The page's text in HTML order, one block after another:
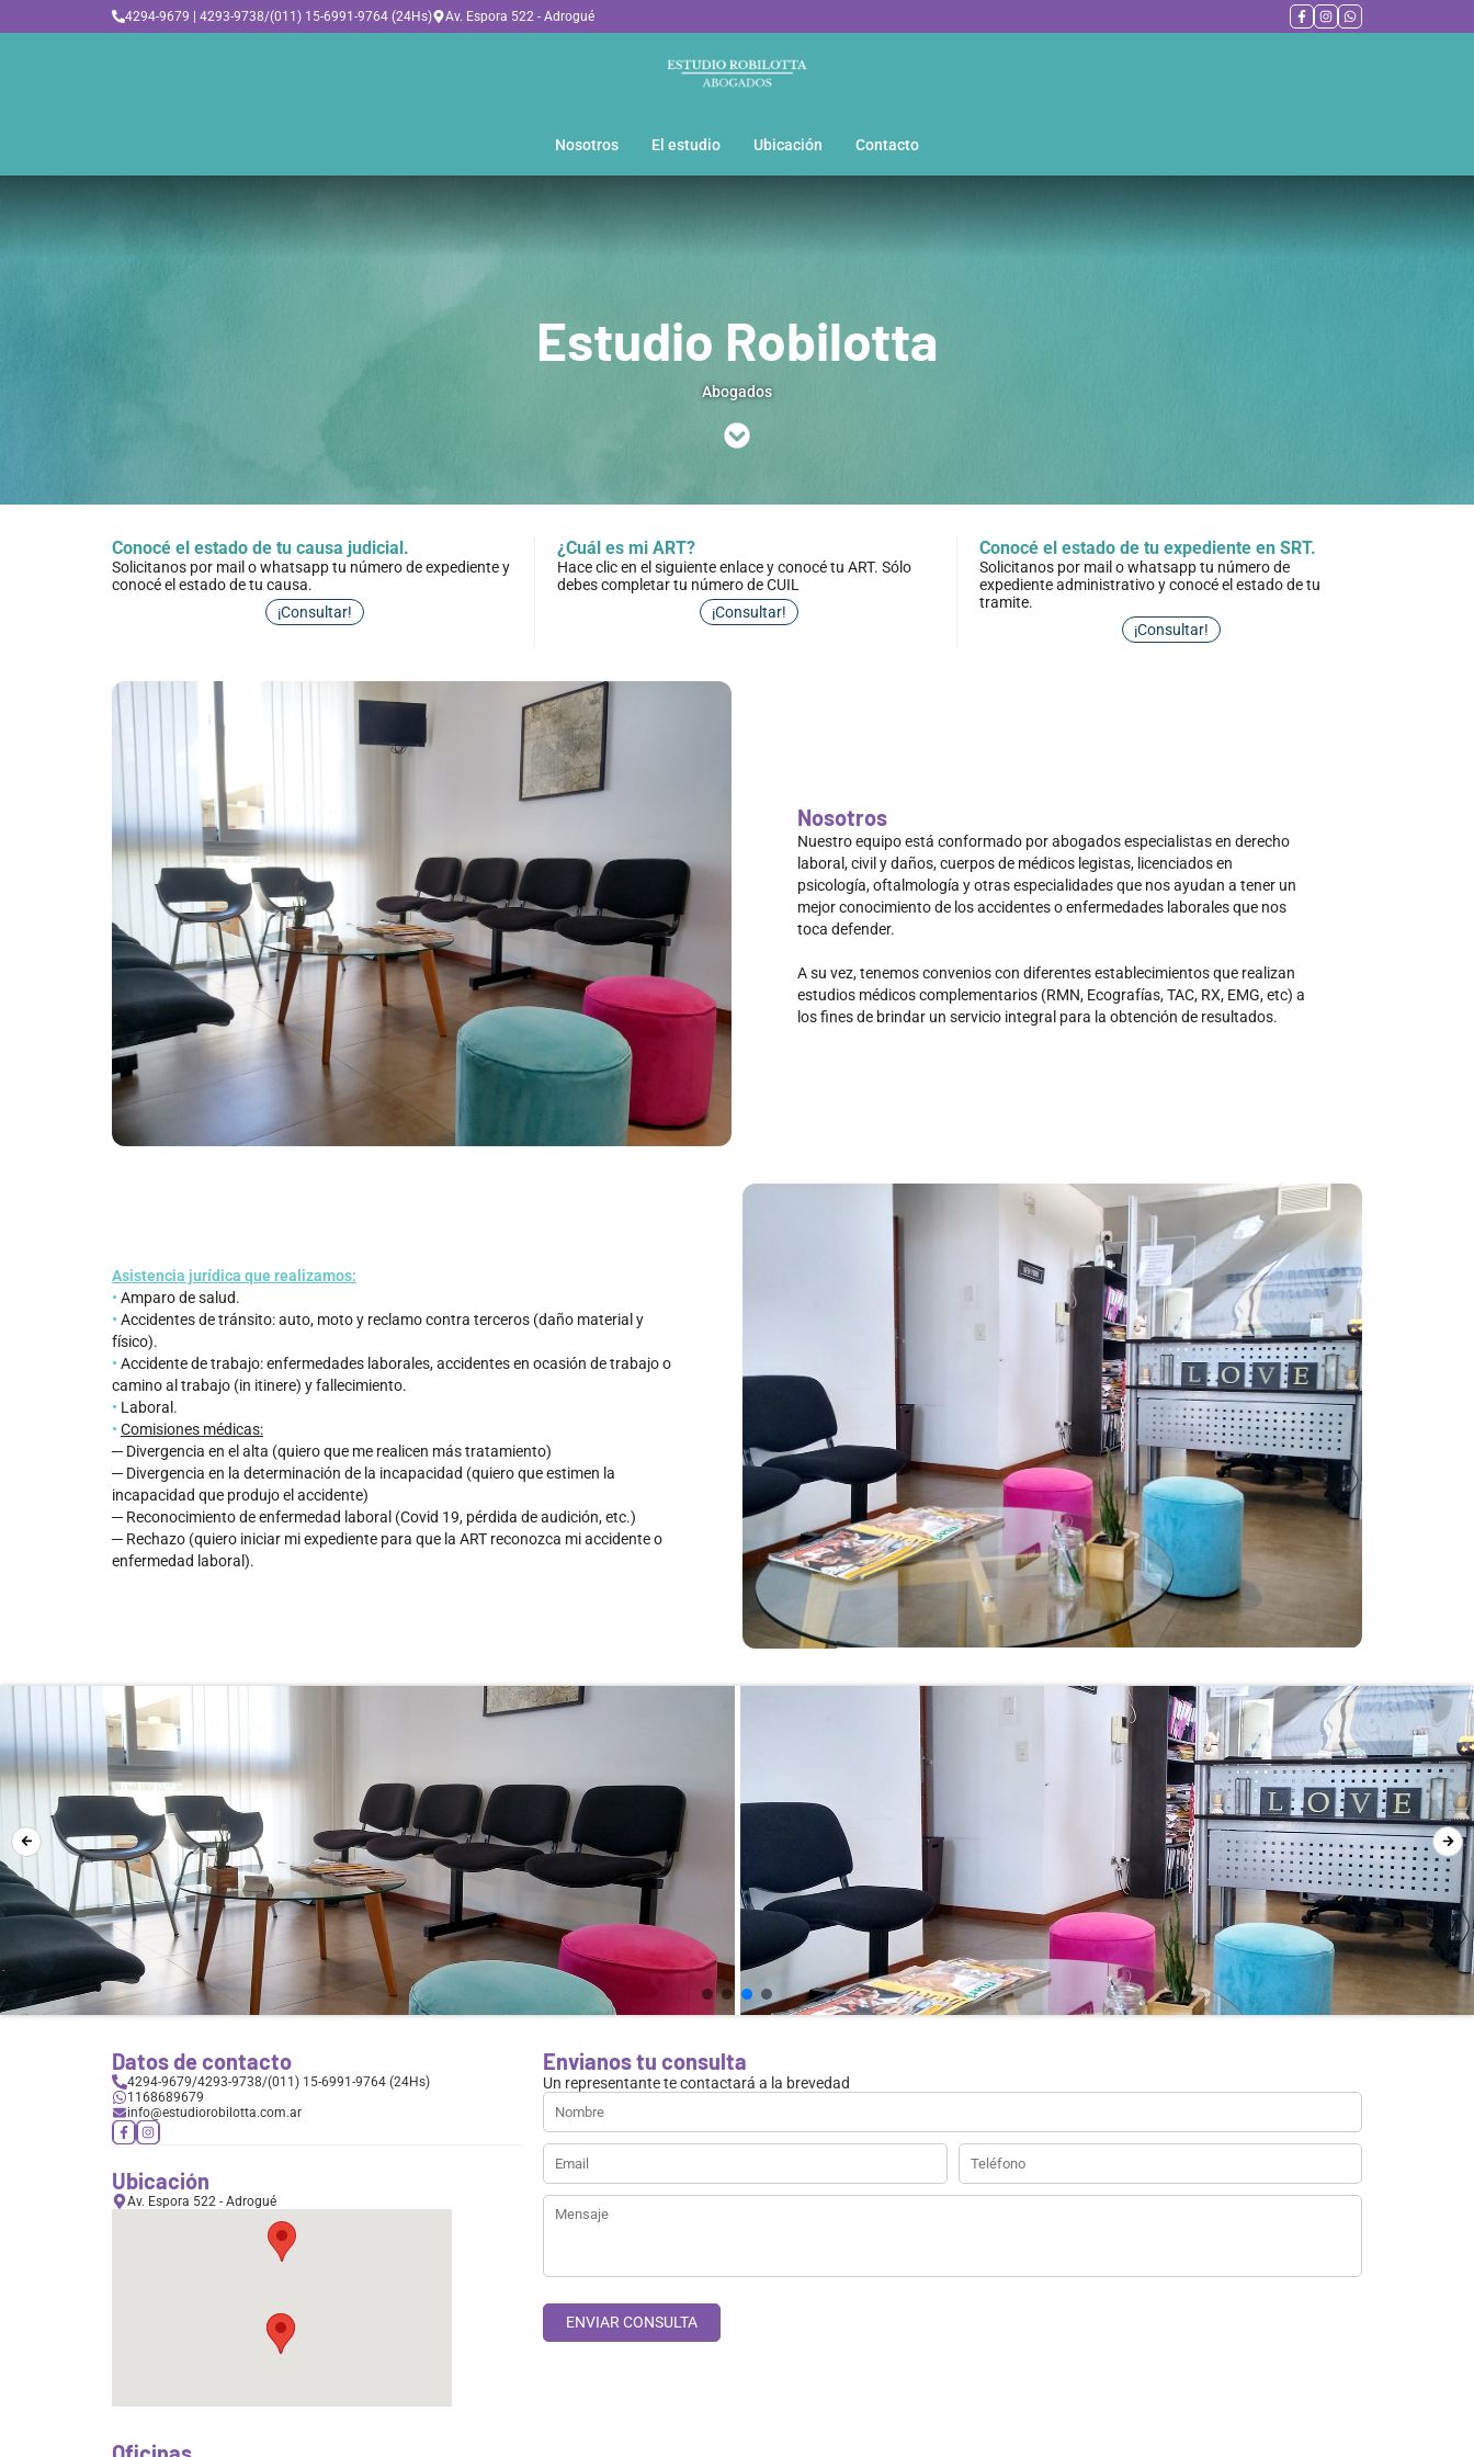
4294-9679 | 4293-9738/(011) 15-6991-9764 (24Hs) Av. Espora 522 - Adrogué
Nosotros El estudio Ubicación Contacto
Estudio Robilotta
Abogados
Estudio Robilotta
Abogados
Estudio Robilotta
Abogados
Conocé el estado de tu causa judicial.
Solicitanos por mail o whatsapp tu número de expediente y
conocé el estado de tu causa.
¡Consultar!
¿Cuál es mi ART?
Hace clic en el siguiente enlace y conocé tu ART. Sólo
debes completar tu número de CUIL
¡Consultar!
Conocé el estado de tu expediente en SRT.
Solicitanos por mail o whatsapp tu número de
expediente administrativo y conocé el estado de tu
tramite.
¡Consultar!
Nosotros
Nuestro equipo está conformado por abogados especialistas en derecho
laboral, civil y daños, cuerpos de médicos legistas, licenciados en
psicología, oftalmología y otras especialidades que nos ayudan a tener un
mejor conocimiento de los accidentes o enfermedades laborales que nos
toca defender.
A su vez, tenemos convenios con diferentes establecimientos que realizan
estudios médicos complementarios (RMN, Ecografías, TAC, RX, EMG, etc) a
los fines de brindar un servicio integral para la obtención de resultados.
Asistencia jurídica que realizamos:
• Amparo de salud.
• Accidentes de tránsito: auto, moto y reclamo contra terceros (daño material y
físico).
• Accidente de trabajo: enfermedades laborales, accidentes en ocasión de trabajo o
camino al trabajo (in itinere) y fallecimiento.
• Laboral.
• Comisiones médicas:
─ Divergencia en el alta (quiero que me realicen más tratamiento)
─ Divergencia en la determinación de la incapacidad (quiero que estimen la
incapacidad que produjo el accidente)
─ Reconocimiento de enfermedad laboral (Covid 19, pérdida de audición, etc.)
─ Rechazo (quiero iniciar mi expediente para que la ART reconozca mi accidente o
enfermedad laboral).
Datos de contacto
4294-9679/4293-9738/(011) 15-6991-9764 (24Hs)
1168689679
info@estudiorobilotta.com.ar
Ubicación
Av. Espora 522 - Adrogué
Envianos tu consulta
Un representante te contactará a la brevedad
ENVIAR CONSULTA